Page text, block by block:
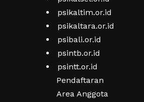
psikaltim.or.id
psikaltara.or.id
psibali.or.id
psintb.or.id
psintt.or.id
Pendaftaran
Area Anggota